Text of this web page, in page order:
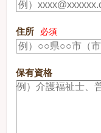
住所 必須
保有資格